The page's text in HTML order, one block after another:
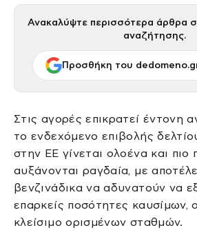
Ανακαλύψτε περισσότερα άρθρα
αναζήτησης.
Προσθήκη του
Στις αγορές επικρατεί έντονη
το ενδεχόμενο επιβολής
στην ΕΕ γίνεται ολοένα και πιο
αυξάνονται ραγδαία, με
βενζινάδικα να αδυνατούν να
επαρκείς ποσότητες καυσίμων,
κλείσιμο ορισμένων σταθμών.